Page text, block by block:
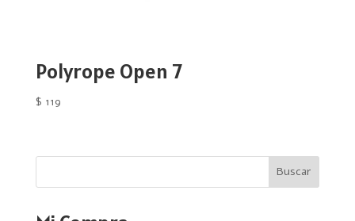
Polyrope Open 7
$ 119
Buscar